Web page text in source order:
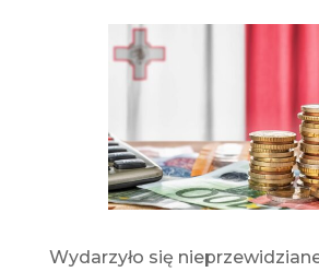
Wydarzyło się